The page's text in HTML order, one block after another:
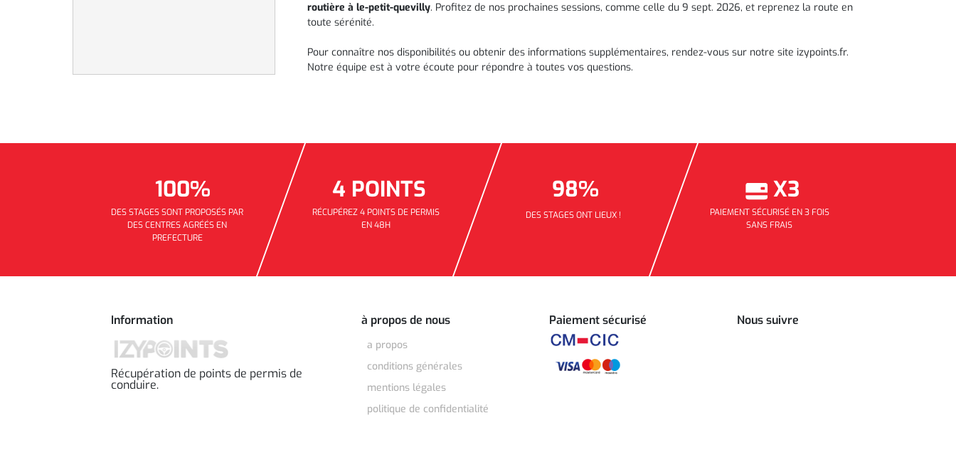
routière à le-petit-quevilly. Profitez de nos prochaines sessions, comme celle du 9 sept. 2026, et reprenez la route en
toute sérénité.
Pour connaître nos disponibilités ou obtenir des informations supplémentaires, rendez-vous sur notre site izypoints.fr.
Notre équipe est à votre écoute pour répondre à toutes vos questions.
100%
DES STAGES SONT PROPOSÉS PAR
DES CENTRES AGRÉÉS EN
PREFECTURE
4 POINTS
RÉCUPÉREZ 4 POINTS DE PERMIS
EN 48H
98%
DES STAGES ONT LIEUX !
X3
PAIEMENT SÉCURISÉ EN 3 FOIS
SANS FRAIS
Information
Récupération de points de permis de
conduire.
à propos de nous
a propos
conditions générales
mentions légales
politique de confidentialité
Paiement sécurisé Nous suivre